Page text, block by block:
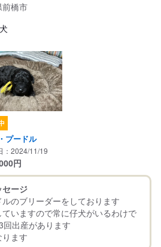
橋市
プードル
：2024/11/19
円
セージ
のブリーダーをしております
いますので常に仔犬がいるわけで
出産があります